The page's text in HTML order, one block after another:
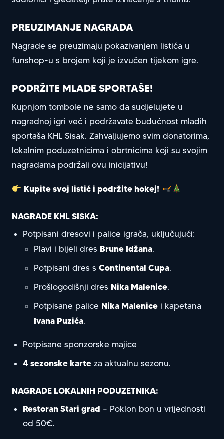
PREUZIMANJE NAGRADA
Nagrade se preuzimaju pokazivanjem listića u
funshop-u s brojem koji je izvučen tijekom igre.
PODRŽITE MLADE SPORTAŠE!
Kupnjom tombole ne samo da sudjelujete u
nagradnoj igri već i podržavate budućnost mladih
sportaša KHL Sisak. Zahvaljujemo svim donatorima,
lokalnim poduzetnicima i obrtnicima koji su svojim
nagradama podržali ovu inicijativu!
Kupite svoj listić i podržite hokej!
NAGRADE KHL SISKA:
Potpisani dresovi i palice igrača, uključujući:
Plavi i bijeli dres Brune Idžana.
Potpisani dres s Continental Cupa.
Prošlogodišnji dres Nika Malenice.
Potpisane palice Nika Malenice i kapetana
Ivana Puzića.
Potpisane sponzorske majice
4 sezonske karte za aktualnu sezonu.
NAGRADE LOKALNIH PODUZETNIKA:
Restoran Stari grad – Poklon bon u vrijednosti
od 50€.